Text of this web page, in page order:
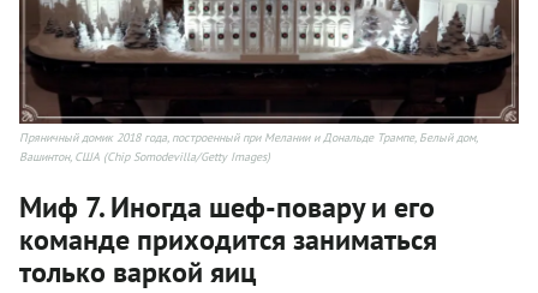
Пряничный домик 2018 года, построенный при Мелании и Дональде Трампе, Белый дом,
Вашинтон, США (Chip Somodevilla/Getty Images)
Миф 7. Иногда шеф-повару и его
команде приходится заниматься
только варкой яиц